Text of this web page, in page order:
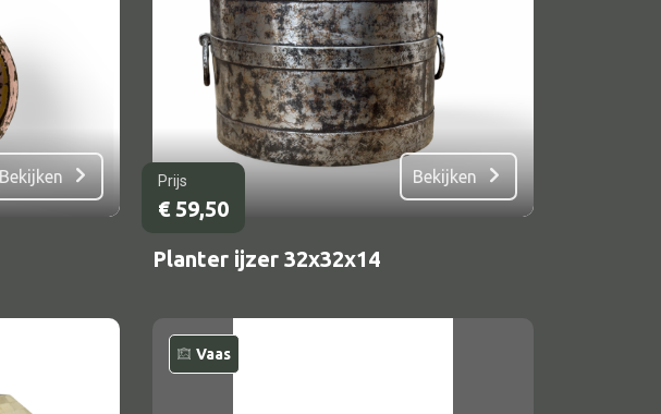
Bekijken Prijs
€59,50
Bekijken
Planter ijzer 32x32x14
Vaas